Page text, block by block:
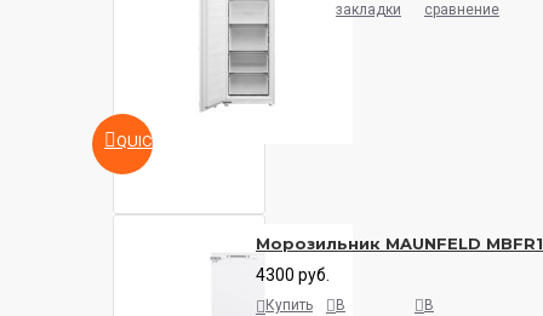
QUICKVIEW
закладки
сравнение
Морозильник MAUNFELD
4300 руб.
Купить
В
В